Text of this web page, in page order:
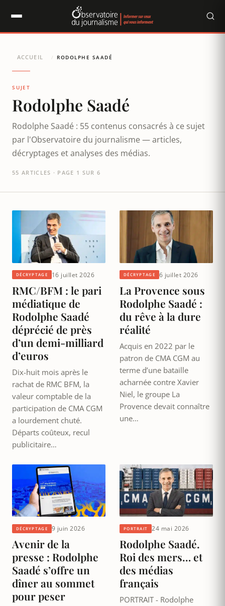
ACCUEIL / RODOLPHE SAADÉ
SUJET
Rodolphe Saadé
Rodolphe Saadé : 55 contenus consacrés à ce sujet
par l'Observatoire du journalisme — articles,
décryptages et analyses des médias.
55 ARTICLES · PAGE 1 SUR 6
DÉCRYPTAGE 16 juillet 2026
RMC/BFM : le pari
médiatique de
Rodolphe Saadé
déprécié de près
d’un demi-milliard
d’euros
Dix-huit mois après le
rachat de RMC BFM, la
valeur comptable de la
participation de CMA CGM
a lourdement chuté.
Départs coûteux, recul
publicitaire…
DÉCRYPTAGE 6 juillet 2026
La Provence sous
Rodolphe Saadé :
du rêve à la dure
réalité
Acquis en 2022 par le
patron de CMA CGM au
terme d’une bataille
acharnée contre Xavier
Niel, le groupe La
Provence devait connaître
une…
DÉCRYPTAGE 9 juin 2026
Avenir de la
presse : Rodolphe
Saadé s’offre un
dîner au sommet
pour peser
PORTRAIT 24 mai 2026
Rodolphe Saadé.
Roi des mers… et
des médias
français
PORTRAIT - Rodolphe
Panneau de gestion des cookies